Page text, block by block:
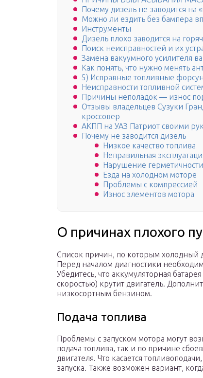
Почему дизель не заводится на
Можно ли ездить без бампера
Инструменты
Дизель плохо заводится на
Поиск неисправностей и их
Замена вакуумного усилителя
Как понять, что нужно менять
5) Исправные топливные
Неисправности топливной
Причины неполадок — износ
Отзывы владельцев Сузуки
кроссовер
АКПП на УАЗ Патриот своими
Почему не заводится дизель
Низкое качество топлива
Неправильная
Нарушение
Езда на холодном моторе
Проблемы с компрессией
Износ элементов мотора
О причинах плохого
Список причин, по которым холодный
Перед началом диагностики
Убедитесь, что аккумуляторная
скоростью) крутит двигатель.
низкосортным бензином.
Подача топлива
Проблемы с запуском мотора могут
подача топлива, так и по причине
двигателя. Что касается
запуска. Также возможен вариант,